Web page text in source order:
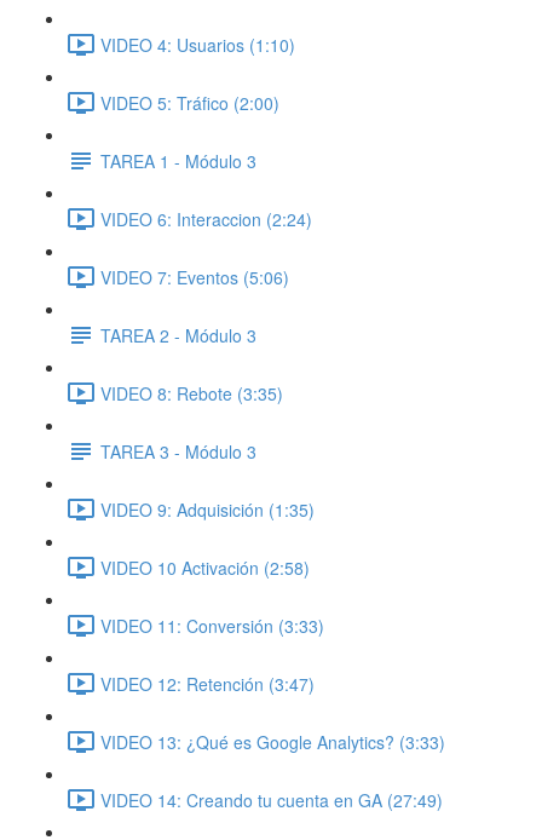
VIDEO 4: Usuarios (1:10)
VIDEO 5: Tráfico (2:00)
TAREA 1 - Módulo 3
VIDEO 6: Interaccion (2:24)
VIDEO 7: Eventos (5:06)
TAREA 2 - Módulo 3
VIDEO 8: Rebote (3:35)
TAREA 3 - Módulo 3
VIDEO 9: Adquisición (1:35)
VIDEO 10 Activación (2:58)
VIDEO 11: Conversión (3:33)
VIDEO 12: Retención (3:47)
VIDEO 13: ¿Qué es Google Analytics? (3:33)
VIDEO 14: Creando tu cuenta en GA (27:49)